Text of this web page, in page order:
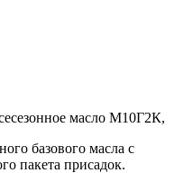
масло М10Г2К,
базового масла с
пакета присадок.